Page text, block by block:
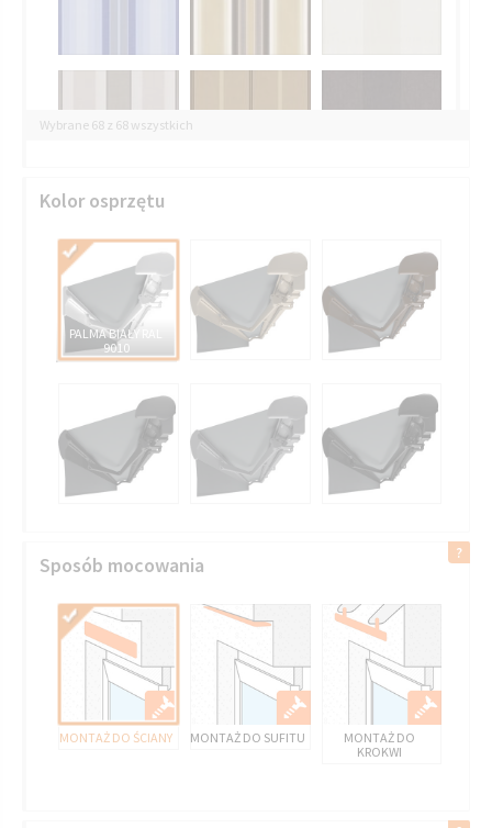
Wybrane 68 z 68 wszystkich
Kolor osprzętu
PALMA BIAŁY RAL
9010
Sposób mocowania
MONTAŻ DO ŚCIANY MONTAŻ DO SUFITU
MONTAŻ DO
KROKWI